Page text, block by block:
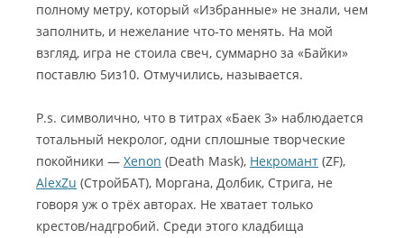
полному метру, который «Избранные» не знали, чем
заполнить, и нежелание что-то менять. На мой
взгляд, игра не стоила свеч, суммарно за «Байки»
поставлю 5из10. Отмучились, называется.
P.s. символично, что в титрах «Баек 3» наблюдается
тотальный некролог, одни сплошные творческие
покойники — Xenon (Death Mask), Некромант (ZF),
AlexZu (СтройБАТ), Моргана, Долбик, Стрига, не
говоря уж о трёх авторах. Не хватает только
крестов/надгробий. Среди этого кладбища